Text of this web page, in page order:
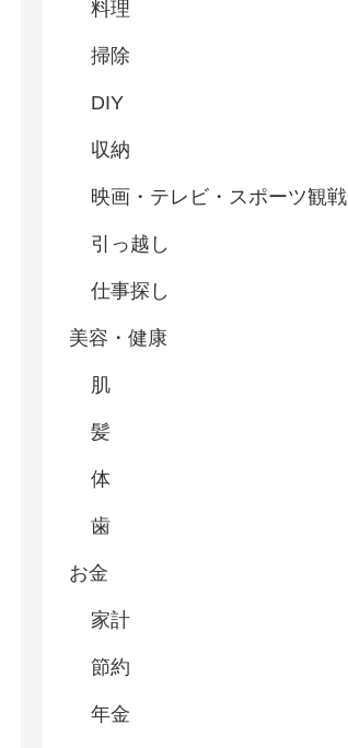
料理
掃除
DIY
収納
映画・テレビ・スポーツ観戦
引っ越し
仕事探し
美容・健康
肌
髪
体
歯
お金
家計
節約
年金